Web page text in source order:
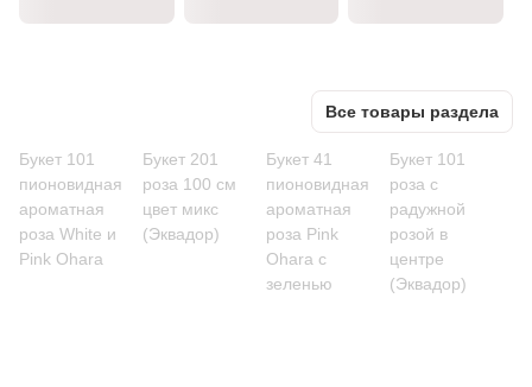
Все товары раздела
Букет 101
пионовидная
ароматная
роза White и
Pink Ohara
Букет 201
роза 100 см
цвет микс
(Эквадор)
Букет 41
пионовидная
ароматная
роза Pink
Ohara с
зеленью
Букет 101
роза с
радужной
розой в
центре
(Эквадор)